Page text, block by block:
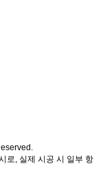
로, 실제 시공 시 일부 항